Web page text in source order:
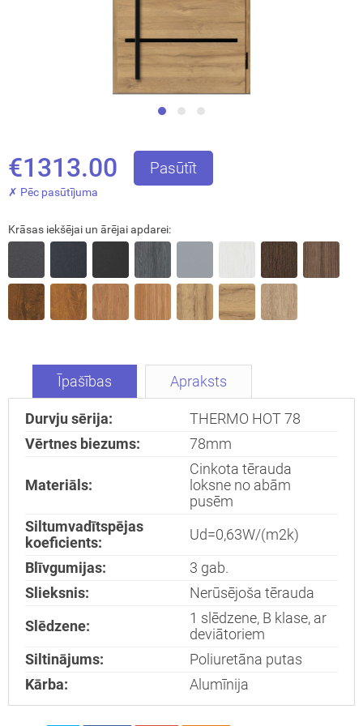
€1313.00 Pasūtīt
✗ Pēc pasūtījuma
Krāsas iekšējai un ārējai apdarei:
Īpašības Apraksts
Durvju sērija:
THERMO HOT 78
Vērtnes biezums:
78mm
Materiāls:
Cinkota tērauda
loksne no abām
pusēm
Siltumvadītspējas
koeficients:
Ud=0,63W/(m2k)
Blīvgumijas:
3 gab.
Slieksnis:
Nerūsējoša tērauda
Slēdzene:
1 slēdzene, B klase, ar
deviātoriem
Siltinājums:
Poliuretāna putas
Kārba:
Alumīnija
Interesē
durvis
mājai
dzīvoklim
Nosūtīt!